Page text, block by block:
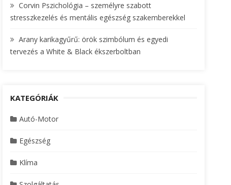
Corvin Pszichológia – személyre szabott
stresszkezelés és mentális egészség szakemberekkel
Arany karikagyűrű: örök szimbólum és egyedi
tervezés a White & Black ékszerboltban
KATEGÓRIÁK
Autó-Motor
Egészség
Klíma